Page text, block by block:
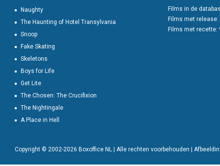
Naughty
The Haunting of Hotel Transylvania
Snoop
Fake Skating
Skeletons
Boys for Life
Get Lite
The Chosen: The Crucifixion
The Nightingale
A Place in Hell
Films in de
Films met release:
Films met recette:
Copyright © 2002-2026 Boxoffice NL | Alle rechten voorbehouden |